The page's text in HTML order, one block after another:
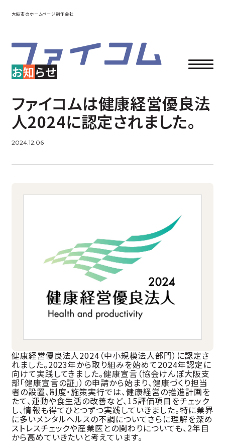
大阪市のホームページ制作会社
お知らせ
ファイコムは健康経営優良法
人2024に認定されました。
2024.12.06
健康経営優良法人2024（中小規模法人部門）に認定さ
れました。2023年から取り組みを始めて2024年認定に
向けて実践してきました。健康宣言（協会けんぽ大阪支
部「健康宣言の証」）の申請から始まり、健康づくり担当
者の設置、制度・施策実行では、健康経営の推進計画を
たて、運動や食生活の改善など、15評価項目をチェック
し、情報も得てひとつずつ実践していきました。特に業界
に多いメンタルヘルスの不調についてさらに理解を深め
ストレスチェックや産業医との関わりについても、2年目
から高めていきたいと考えています。